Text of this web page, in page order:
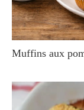
Muffins aux